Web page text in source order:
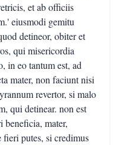
et ab officiis
eiusmodi gemitu
detineor, obiter et
qui misericordia
in eo tantum est, ad
mater, non faciunt nisi
revertor, si malo
qui detinear. non est
beneficia, mater,
putes, si credimus